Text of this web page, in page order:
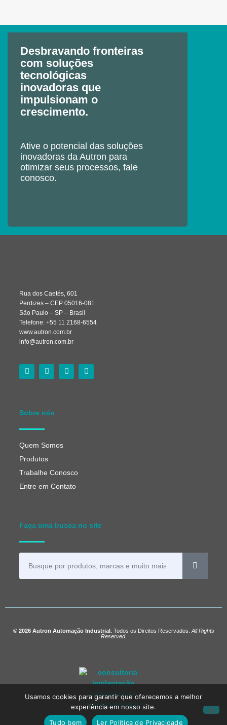
Desbravando fronteiras
com soluções
tecnológicas
inovadoras que
impulsionam o
crescimento.
Ative o potencial das soluções
inovadoras da Autron para
otimizar seus processos, fale
conosco.
Rua dos Caetés, 601
Perdizes – CEP 05016-081
São Paulo – SP – Brasil
Telefone: +55 11 2168-6554
www.autron.com.br
info@autron.com.br
Sobre nós
Quem Somos
Produtos
Trabalhe Conosco
Entre em Contato
Faça uma busca no site
© 2026 Autron Automação Industrial.Todos os Direitos Reservados. All Rights
Reserved.
Usamos cookies para garantir que oferecemos a melhor
experiência em nosso site.
Tudo bem
Ler Política de Privacidade